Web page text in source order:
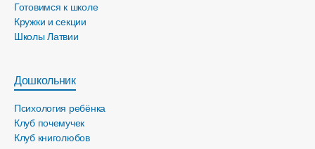
Готовимся к школе
Кружки и секции
Школы Латвии
Дошкольник
Психология ребёнка
Клуб почемучек
Клуб книголюбов